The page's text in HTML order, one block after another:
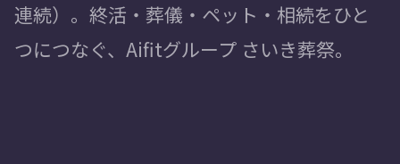
連続）。終活・葬儀・ペット・相続をひと
つにつなぐ、Aifitグループ さいき葬祭。